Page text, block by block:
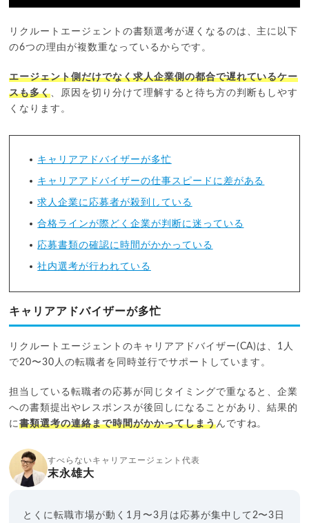
リクルートエージェントの書類選考が遅くなるのは、主に以下
の6つの理由が複数重なっているからです。
エージェント側だけでなく求人企業側の都合で遅れているケー
スも多く、原因を切り分けて理解すると待ち方の判断もしやす
くなります。
キャリアアドバイザーが多忙
キャリアアドバイザーの仕事スピードに差がある
求人企業に応募者が殺到している
合格ラインが際どく企業が判断に迷っている
応募書類の確認に時間がかかっている
社内選考が行われている
キャリアアドバイザーが多忙
リクルートエージェントのキャリアアドバイザー(CA)は、1人
で20〜30人の転職者を同時並行でサポートしています。
担当している転職者の応募が同じタイミングで重なると、企業
への書類提出やレスポンスが後回しになることがあり、結果的
に書類選考の連絡まで時間がかかってしまうんですね。
すべらないキャリアエージェント代表
末永雄大
とくに転職市場が動く1月〜3月は応募が集中して2〜3日